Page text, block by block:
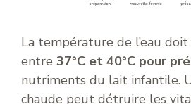
La température de l’eau
entre 37°C et 40°C pour
nutriments du lait infantile.
chaude peut détruire les